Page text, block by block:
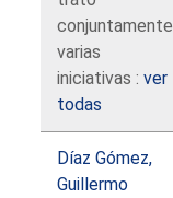
conjuntamente
varias
iniciativas :ver
todas
Díaz Gómez,
Guillermo